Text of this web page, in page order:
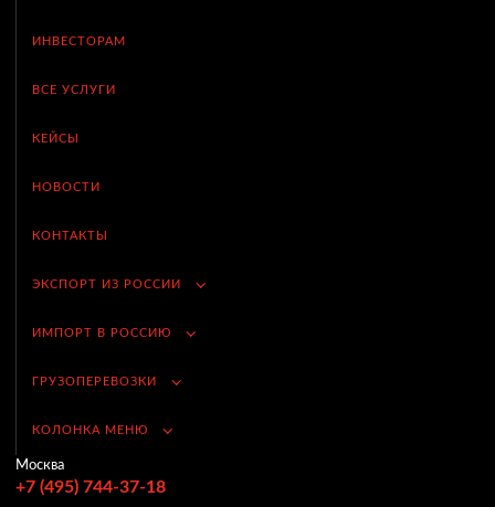
ИНВЕСТОРАМ
ВСЕ УСЛУГИ
КЕЙСЫ
НОВОСТИ
КОНТАКТЫ
ЭКСПОРТ ИЗ РОССИИ
ИМПОРТ В РОССИЮ
ГРУЗОПЕРЕВОЗКИ
КОЛОНКА МЕНЮ
Москва
+7 (495) 744-37-18